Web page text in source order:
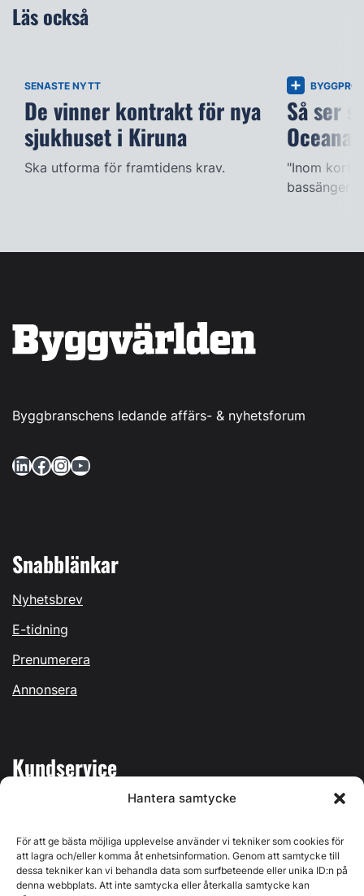
Hantera samtycke
För att ge bästa möjliga upplevelse använder vi tekniker som cookies för
att lagra och/eller komma åt enhetsinformation. Genom att samtycke till
dessa tekniker kan vi behandla data som surfbeteende eller unika ID:n på
denna webbplats. Att inte samtycka eller återkalla samtycke kan
Läs också
SENASTE NYTT
De vinner kontrakt för nya
sjukhuset i Kiruna
Ska utforma för framtidens krav.
Så ser
Oceana
"Inom kort
Byggbranschens ledande affärs- & nyhetsforum
LinkedIn Facebook InstagramYouTube
Snabblänkar
Nyhetsbrev
E-tidning
Prenumerera
Annonsera
Kundservice
Kontakta oss